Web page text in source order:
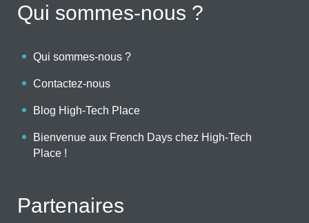
Qui sommes-nous ?
Qui sommes-nous ?
Contactez-nous
Blog High-Tech Place
Bienvenue aux French Days chez High-Tech
Place !
Partenaires